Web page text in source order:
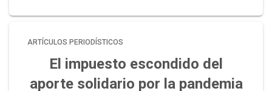
ARTÍCULOS PERIODÍSTICOS
El impuesto escondido del
aporte solidario por la pandemia